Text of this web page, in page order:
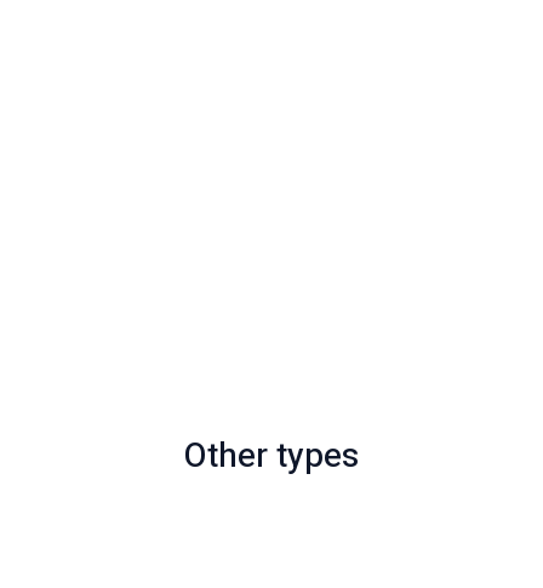
Other types